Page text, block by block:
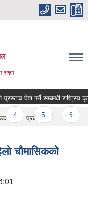
सक्षम
पेश गर्ने सम्बन्धी राष्ट्रिय
4 5
स्वत: प्रकाशन
चौमासिकको